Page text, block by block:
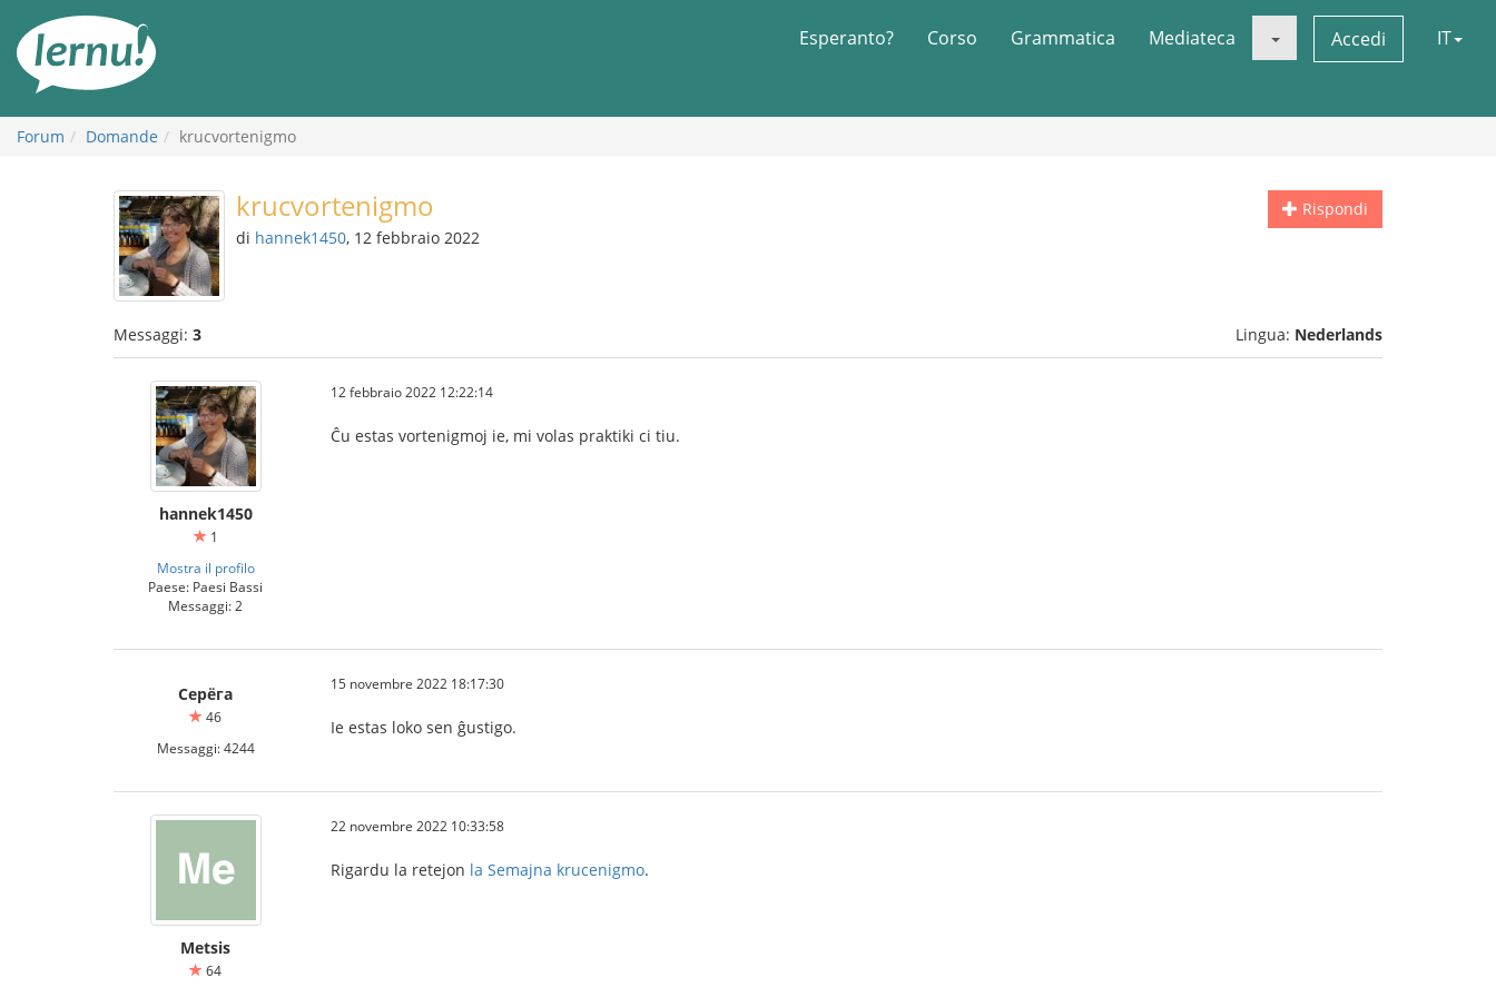
all’indice
Esperanto? Corso Grammatica Mediateca Accedi IT
Forum Domande krucvortenigmo
Rispondi
krucvortenigmo
di hannek1450, 12 febbraio 2022
Messaggi: 3 Lingua: Nederlands
hannek1450
1
Mostra il profilo
Paese: Paesi Bassi
Messaggi: 2
12 febbraio 2022 12:22:14
Ĉu estas vortenigmoj ie, mi volas praktiki ci tiu.
Серёга
46
Messaggi: 4244
15 novembre 2022 18:17:30
Ie estas loko sen ĝustigo.
Metsis
64
22 novembre 2022 10:33:58
Rigardu la retejon la Semajna krucenigmo.